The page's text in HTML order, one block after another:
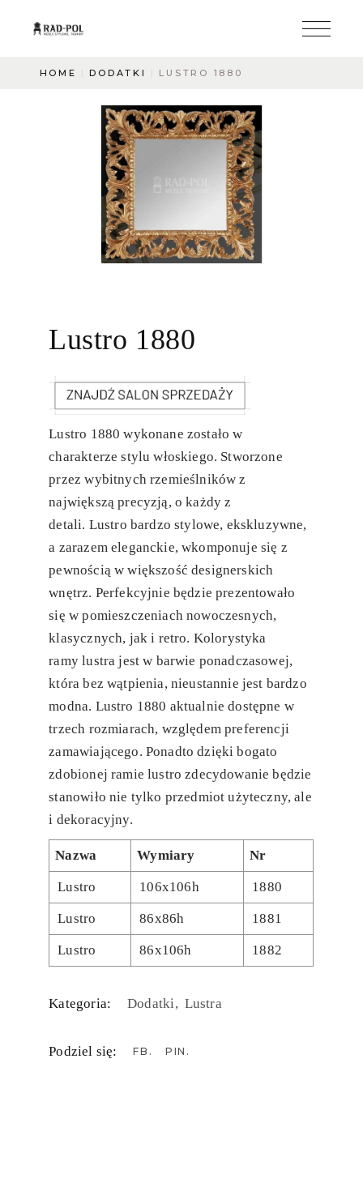
HOME DODATKI LUSTRO 1880
Lustro 1880
Lustro 1880 wykonane zostało w
charakterze stylu włoskiego. Stworzone
przez wybitnych rzemieślników z
największą precyzją, o każdy z
detali. Lustro bardzo stylowe, ekskluzywne,
a zarazem eleganckie, wkomponuje się z
pewnością w większość designerskich
wnętrz. Perfekcyjnie będzie prezentowało
się w pomieszczeniach nowoczesnych,
klasycznych, jak i retro. Kolorystyka
ramylustra jest w barwie ponadczasowej,
która bez wątpienia, nieustannie jest bardzo
modna. Lustro 1880 aktualnie dostępne w
trzech rozmiarach, względem preferencji
zamawiającego. Ponadto dzięki bogato
zdobionej ramie lustro zdecydowanie będzie
stanowiło nie tylko przedmiot użyteczny, ale
i dekoracyjny.
Nazwa Wymiary Nr
Lustro 106x106h 1880
Lustro 86x86h 1881
Lustro 86x106h 1882
Kategoria: Dodatki Lustra
Podziel się: FB PIN